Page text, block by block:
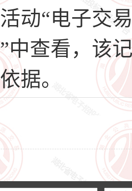
动“电子交
中查看，该
据。